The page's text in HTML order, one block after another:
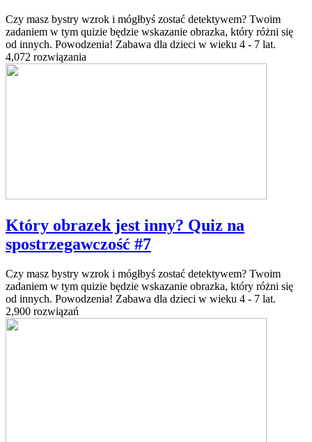
Czy masz bystry wzrok i mógłbyś zostać detektywem? Twoim
zadaniem w tym quizie będzie wskazanie obrazka, który różni się
od innych. Powodzenia! Zabawa dla dzieci w wieku 4 - 7 lat.
4,072 rozwiązania
Który obrazek jest inny? Quiz na
spostrzegawczość #7
Czy masz bystry wzrok i mógłbyś zostać detektywem? Twoim
zadaniem w tym quizie będzie wskazanie obrazka, który różni się
od innych. Powodzenia! Zabawa dla dzieci w wieku 4 - 7 lat.
2,900 rozwiązań